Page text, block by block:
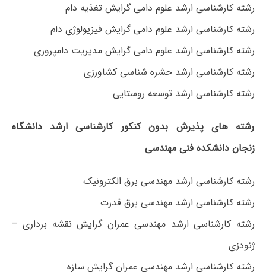
رشته کارشناسی ارشد علوم دامی گرایش تغذیه دام
رشته کارشناسی ارشد علوم دامی گرایش فیزیولوژی دام
رشته کارشناسی ارشد علوم دامی گرایش مدیریت دامپروری
رشته کارشناسی ارشد حشره شناسی کشاورزی
رشته کارشناسی ارشد توسعه روستایی
رشته های پذیرش بدون کنکور کارشناسی ارشد دانشگاه
زنجان دانشکده فنی مهندسی
رشته کارشناسی ارشد مهندسی برق الکترونیک
رشته کارشناسی ارشد مهندسی برق قدرت
رشته کارشناسی ارشد مهندسی عمران گرایش نقشه برداری –
ژئودزی
رشته کارشناسی ارشد مهندسی عمران گرایش سازه